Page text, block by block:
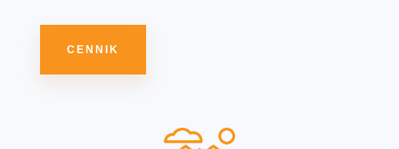
CENNIK